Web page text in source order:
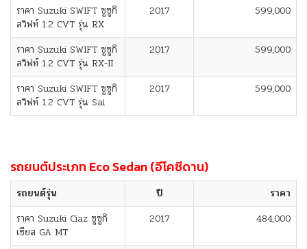
ราคา Suzuki SWIFT ซูซูกิ
สวิฟท์ 1.2 CVT รุ่น RX
2017 599,000
ราคา Suzuki SWIFT ซูซูกิ
สวิฟท์ 1.2 CVT รุ่น RX-II
2017 599,000
ราคา Suzuki SWIFT ซูซูกิ
สวิฟท์ 1.2 CVT รุ่น Sai
2017 599,000
รถยนต์ประเภท Eco Sedan (อีโคซีดาน)
รถยนต์รุ่น ปี
ราคา
ราคา Suzuki Ciaz ซูซูกิ
เซียส GA MT
2017 484,000